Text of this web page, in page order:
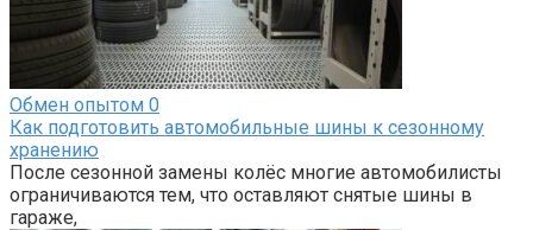
Обмен опытом 0
Как подготовить автомобильные шины к сезонному
хранению
После сезонной замены колёс многие автомобилисты
ограничиваются тем, что оставляют снятые шины в
гараже,